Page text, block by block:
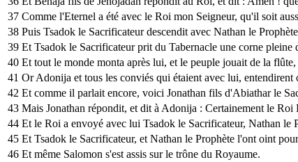
37 Comme l'Eternel a été avec le Roi mon Seigneur, qu'il soit
38 Puis Tsadok le Sacrificateur descendit avec Nathan le
39 Et Tsadok le Sacrificateur prit du Tabernacle une corne
40 Et tout le monde monta après lui, et le peuple jouait de la
41 Or Adonija et tous les conviés qui étaient avec lui,
42 Et comme il parlait encore, voici Jonathan fils d'Abiathar le
43 Mais Jonathan répondit, et dit à Adonija : Certainement le
44 Et le Roi a envoyé avec lui Tsadok le Sacrificateur, Nathan le
45 Et Tsadok le Sacrificateur, et Nathan le Prophète l'ont oint
46 Et même Salomon s'est assis sur le trône du Royaume.